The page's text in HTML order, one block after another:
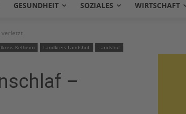
GESUNDHEIT SOZIALES WIRTSCHAFT
verletzt
Kelheim Landkreis Landshut
Landshut
–